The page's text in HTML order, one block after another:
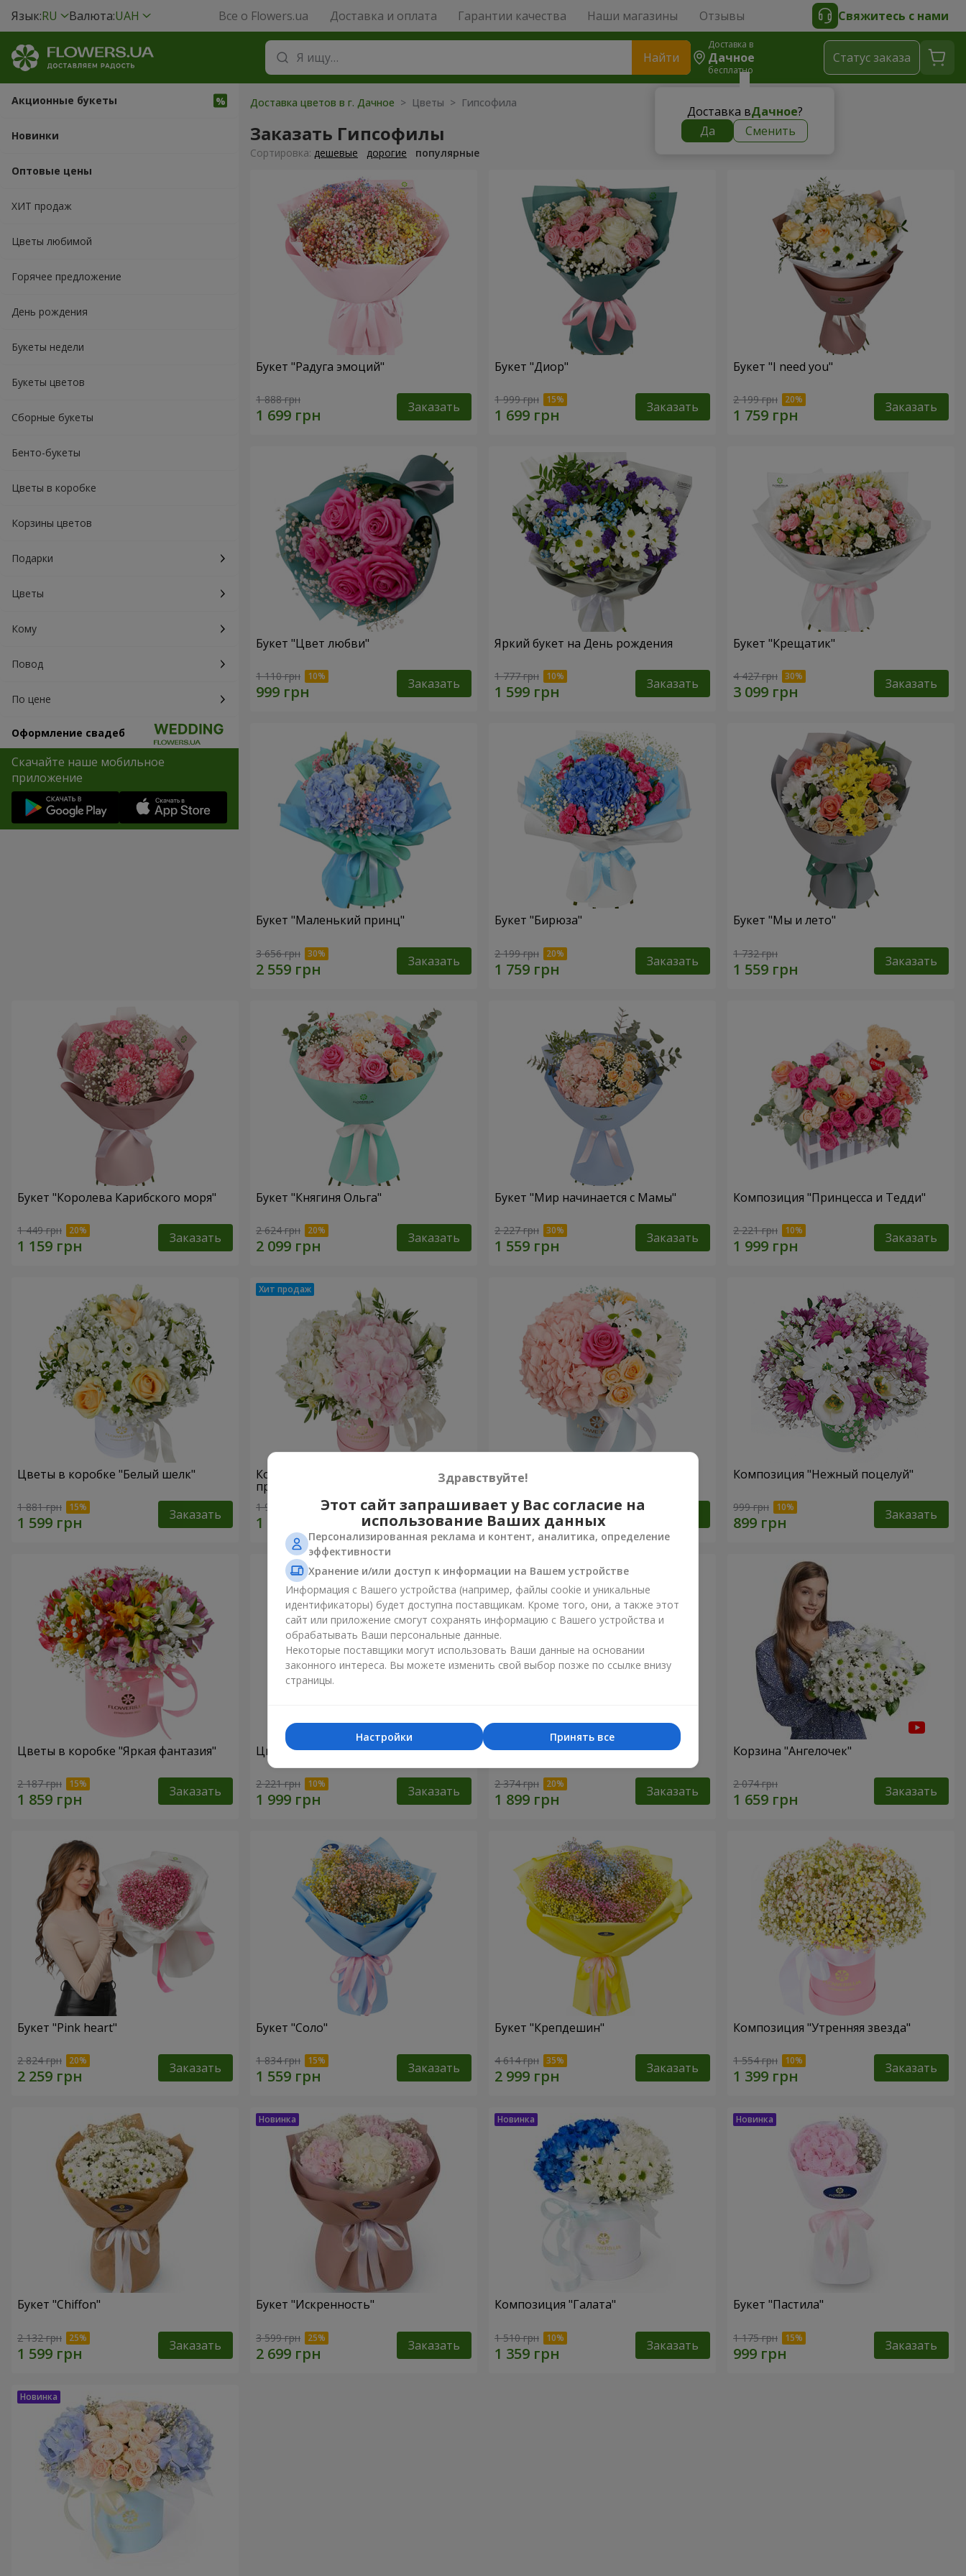
Язык:RU Валюта:UAH Все о Flowers.ua Доставка и оплата Гарантии качества Наши магазины Отзывы Свяжитесь с нами
Найти
Доставка в
Дачное
бесплатно
Доставка вДачное?
Да
Сменить
Cтатус заказа
Акционные букеты
Новинки
Оптовые цены
ХИТ продаж
Цветы любимой
Горячее предложение
День рождения
Букеты недели
Букеты цветов
Сборные букеты
Бенто-букеты
Цветы в коробке
Корзины цветов
Подарки
Цветы
Кому
Повод
По цене
Оформление свадеб
Скачайте наше мобильное
приложение
Доставка цветов в г. Дачное > Цветы > Гипсофила
Заказать Гипсофилы
Cортировка: дешевые дорогие популярные
Букет "Радуга эмоций"
1 888 грн Заказать
Букет "Диор"
1 999 грн Заказать
Букет "I need you"
2 199 грн Заказать
Букет "Цвет любви"
1 110 грн Заказать
Яркий букет на День рождения
1 777 грн Заказать
Букет "Крещатик"
4 427 грн Заказать
Букет "Маленький принц"
3 656 грн Заказать
Букет "Бирюза"
2 199 грн Заказать
Букет "Мы и лето"
1 732 грн Заказать
Букет "Королева Карибского моря"
1 449 грн Заказать
Букет "Княгиня Ольга"
2 624 грн Заказать
Букет "Мир начинается с Мамы"
2 227 грн Заказать
Композиция "Принцесса и Тедди"
2 221 грн Заказать
Цветы в коробке "Белый шелк"
1 881 грн Заказать
Композиция "Нежное
прикосновение"
1 954 грн Заказать
Цветы в коробке "Счастья не
избежать"
1 764 грн
Композиция "Нежный поцелуй"
999 грн Заказать
Цветы в коробке "Яркая фантазия"
2 187 грн Заказать
Цветы в коробке "Соломия"
2 221 грн Заказать
Цветы в коробке "Помпадур"
2 374 грн Заказать
Корзина "Ангелочек"
2 074 грн Заказать
Букет "Pink heart"
2 824 грн Заказать
Букет "Соло"
1 834 грн Заказать
Букет "Крепдешин"
4 614 грн Заказать
Композиция "Утренняя звезда"
1 554 грн Заказать
Букет "Chiffon"
2 132 грн Заказать
Букет "Искренность"
3 599 грн Заказать
Композиция "Галата"
1 510 грн Заказать
Букет "Пастила"
1 175 грн Заказать
Здравствуйте!
Этот сайт запрашивает у Вас согласие на
использование Ваших данных
Персонализированная реклама и контент, аналитика, определение
эффективности
Хранение и/или доступ к информации на Вашем устройстве
Информация с Вашего устройства (например, файлы cookie и уникальные
идентификаторы) будет доступна поставщикам. Кроме того, они, а также этот
сайт или приложение смогут сохранять информацию с Вашего устройства и
обрабатывать Ваши персональные данные.
Некоторые поставщики могут использовать Ваши данные на основании
законного интереса. Вы можете изменить свой выбор позже по ссылке внизу
страницы.
Принять все
Настройки